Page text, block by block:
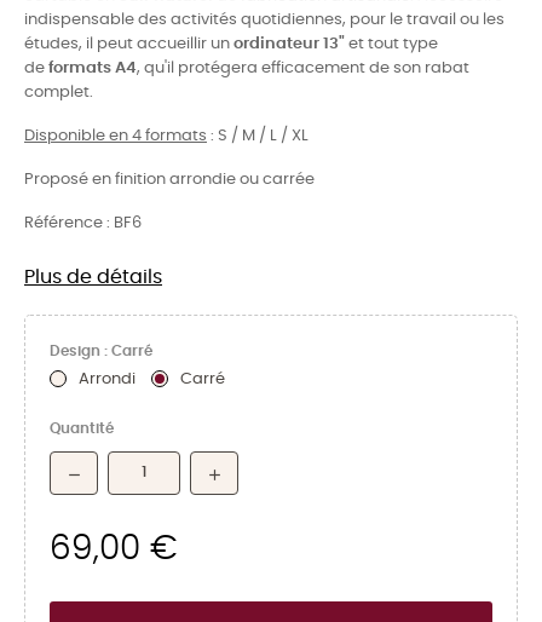
indispensable des activités quotidiennes, pour le travail ou les
études, il peut accueillir un ordinateur 13"
et tout type
de formats A4, qu'il protégera efficacement de son rabat
complet.
Disponible en 4 formats : S / M / L / XL
Proposé en finition arrondie ou carrée
Référence : BF6
Plus de détails
Design : Carré
Arrondi Carré
Quantité
69,00 €